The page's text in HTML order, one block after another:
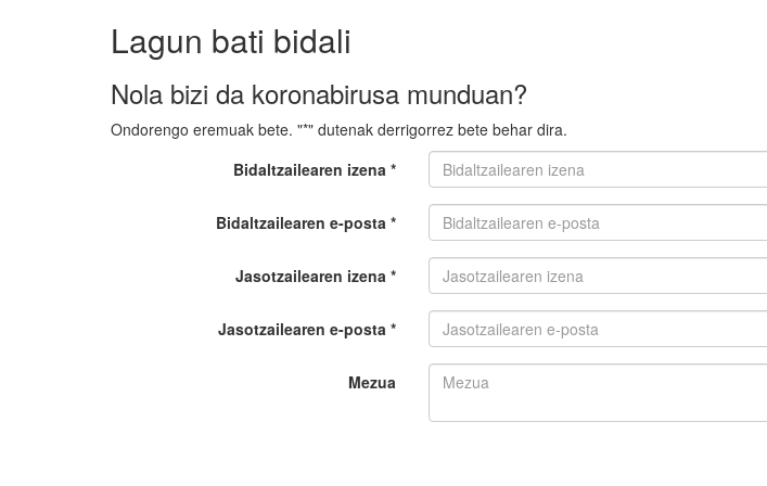
Lagun bati bidali
Nola bizi da koronabirusa munduan?
Ondorengo eremuak bete. "*" dutenak derrigorrez bete behar dira.
Bidaltzailearen izena *
Bidaltzailearen e-posta *
Jasotzailearen izena *
Jasotzailearen e-posta *
Mezua